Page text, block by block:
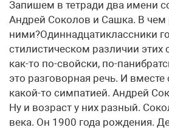
Запишем в тетради два имени
Андрей Соколов и Сашка. В
ними?Одиннадцатиклассники
стилистическом различии этих
как-то по-свойски, по-
это разговорная речь. И вместе
какой-то симпатией. Андрей
Ну и возраст у них разный.
века. Он 1900 года рождения.